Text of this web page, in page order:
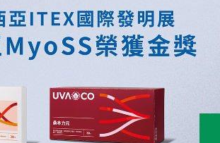
菌絲體MyoSS目前已應用於UVACO桑本
爾動等產品，持續拓展日常補給、運動
接健康人生。